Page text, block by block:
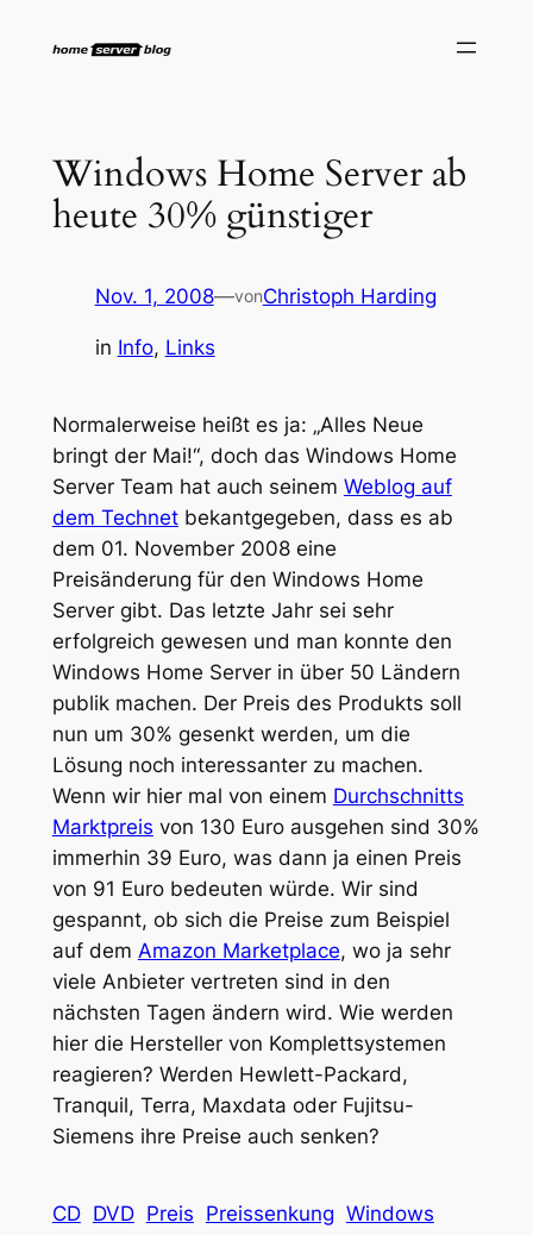
Inhalt
Windows Home Server ab
heute 30% günstiger
Nov. 1, 2008—vonChristoph Harding
in Info, Links
Normalerweise heißt es ja: „Alles Neue
bringt der Mai!“, doch das Windows Home
Server Team hat auch seinem Weblog auf
dem Technetbekantgegeben, dass es ab
dem 01. November 2008 eine
Preisänderung für den Windows Home
Server gibt. Das letzte Jahr sei sehr
erfolgreich gewesen und man konnte den
Windows Home Server in über 50 Ländern
publik machen. Der Preis des Produkts soll
nun um 30% gesenkt werden, um die
Lösung noch interessanter zu machen.
Wenn wir hier mal von einem Durchschnitts
Marktpreis von 130 Euro ausgehen sind 30%
immerhin 39 Euro, was dann ja einen Preis
von 91 Euro bedeuten würde. Wir sind
gespannt, ob sich die Preise zum Beispiel
auf dem Amazon Marketplace, wo ja sehr
viele Anbieter vertreten sind in den
nächsten Tagen ändern wird. Wie werden
hier die Hersteller von Komplettsystemen
reagieren? Werden Hewlett-Packard,
Tranquil, Terra, Maxdata oder Fujitsu-
Siemens ihre Preise auch senken?
CD DVD Preis Preissenkung Windows